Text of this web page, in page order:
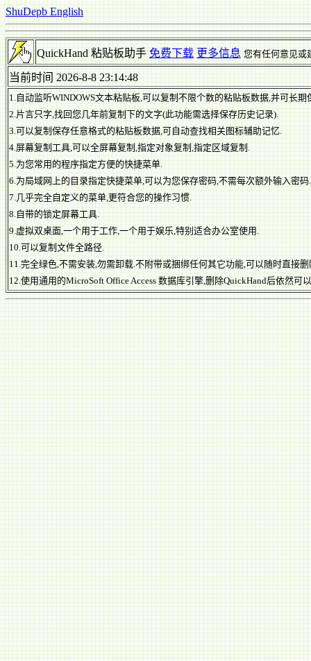
ShuDepb English
QuickHand 粘贴板助手 免费下载 更多信息 您有任何意见或
当前时间 2026-8-8 23:14:48
1.自动监听WINDOWS文本粘贴板,可以复制不限个数的粘贴板数据,并可长期
2.片言只字,找回您几年前复制下的文字(此功能需选择保存历史记录).
3.可以复制保存任意格式的粘贴板数据,可自动查找相关图标辅助记忆.
4.屏幕复制工具,可以全屏幕复制,指定对象复制,指定区域复制.
5.为您常用的程序指定方便的快捷菜单.
6.为局域网上的目录指定快捷菜单,可以为您保存密码,不需每次额外输入密码.
7.几乎完全自定义的菜单,更符合您的操作习惯.
8.自带的锁定屏幕工具.
9.虚拟双桌面,一个用于工作,一个用于娱乐,特别适合办公室使用.
10.可以复制文件全路径.
11.完全绿色,不需安装,勿需卸载.不附带或捆绑任何其它功能,可以随时直接删
12.使用通用的MicroSoft Office Access 数据库引擎,删除QuickHand后依然可